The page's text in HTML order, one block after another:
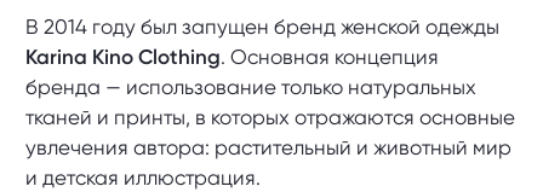
В 2014 году был запущен бренд женской одежды
Karina Kino Clothing. Основная концепция
бренда — использование только натуральных
тканей и принты, в которых отражаются основные
увлечения автора: растительный и животный мир
и детская иллюстрация.